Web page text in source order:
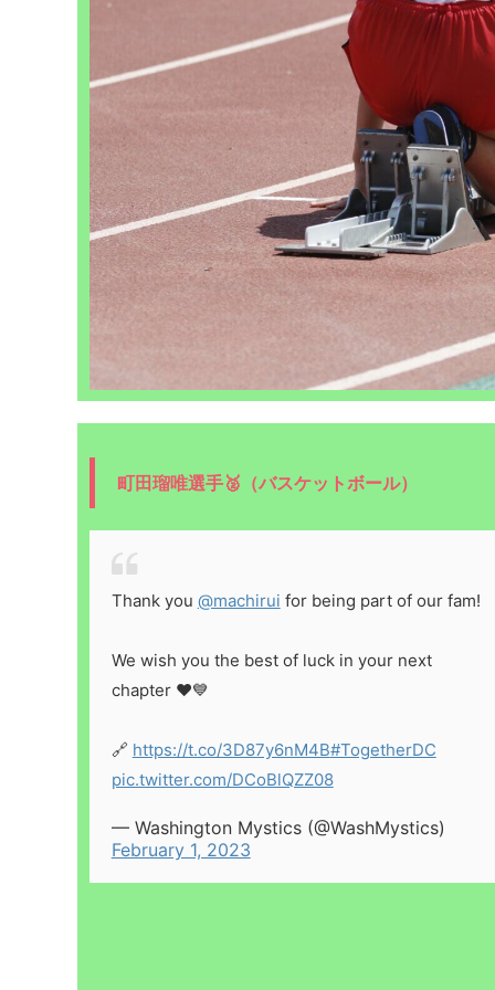
町田瑠唯選手🥈（バスケットボール）
Thank you @machirui for being part of our fam!
We wish you the best of luck in your next
chapter ❤️💙
🔗 https://t.co/3D87y6nM4B#TogetherDC
pic.twitter.com/DCoBlQZZ08
— Washington Mystics (@WashMystics)
February 1, 2023